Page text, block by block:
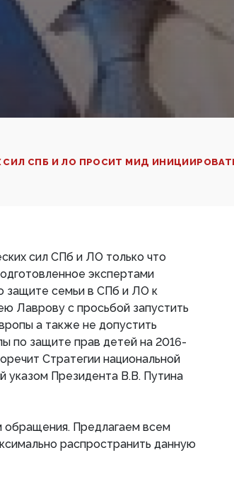
СПБ И ЛО ПРОСИТ МИД
сил СПб и ЛО только что
экспертами
защите семьи в СПб и ЛО к
Лаврову с просьбой запустить
а также не допустить
по защите прав детей на 2016-
Стратегии национальной
указом Президента В.В. Путина
обращения. Предлагаем всем
распространить данную